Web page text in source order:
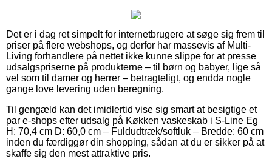
Det er i dag ret simpelt for internetbrugere at søge sig frem til
priser på flere webshops, og derfor har massevis af Multi-
Living forhandlere på nettet ikke kunne slippe for at presse
udsalgspriserne på produkterne – til børn og babyer, lige så
vel som til damer og herrer – betragteligt, og endda nogle
gange love levering uden beregning.
Til gengæld kan det imidlertid vise sig smart at besigtige et
par e-shops efter udsalg på Køkken vaskeskab i S-Line Eg
H: 70,4 cm D: 60,0 cm – Fuldudtræk/softluk – Bredde: 60 cm
inden du færdiggør din shopping, sådan at du er sikker på at
skaffe sig den mest attraktive pris.